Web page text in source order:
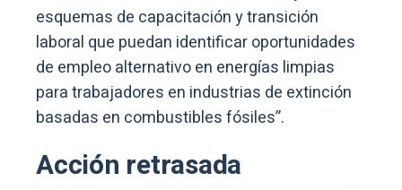
esquemas de capacitación y transición
laboral que puedan identificar oportunidades
de empleo alternativo en energías limpias
para trabajadores en industrias de extinción
basadas en combustibles fósiles”.
Acción retrasada